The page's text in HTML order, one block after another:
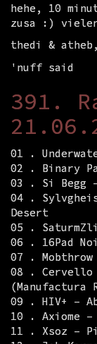
hehe, 10
zusa :)
thedi &
'nuff said
391.
01 .
02 . Binary
03 . Si Begg
04 .
Desert
05 .
06 . 16Pad
07 .
08 .
(Manufactura
09 . HIV+ –
10 . Axiome –
11 . Xsoz –